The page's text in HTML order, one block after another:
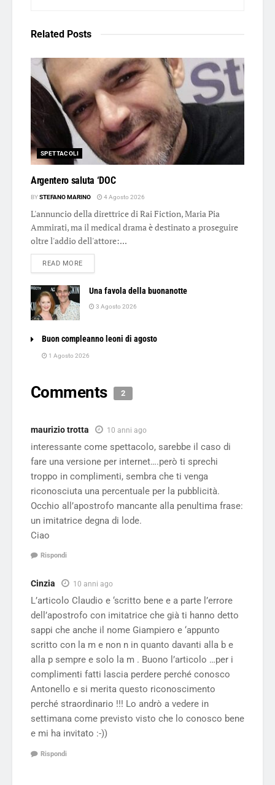
Related Posts
SPETTACOLI
Argentero saluta ‘DOC
BYSTEFANO MARINO 4 Agosto 2026
L'annuncio della direttrice di Rai Fiction, Maria Pia
Ammirati, ma il medical drama è destinato a proseguire
oltre l'addio dell'attore:...
READ MOREDETAILS
Una favola della buonanotte
3 Agosto 2026
Buon compleanno leoni di agosto
1 Agosto 2026
Comments 2
maurizio trotta 10 anni ago
interessante come spettacolo, sarebbe il caso di
fare una versione per internet….però ti sprechi
troppo in complimenti, sembra che ti venga
riconosciuta una percentuale per la pubblicità.
Occhio all’apostrofo mancante alla penultima frase:
un imitatrice degna di lode.
Ciao
Rispondi
Cinzia 10 anni ago
L’articolo Claudio e ‘scritto bene e a parte l’errore
dell’apostrofo con imitatrice che già ti hanno detto
sappi che anche il nome Giampiero e ‘appunto
scritto con la m e non n in quanto davanti alla b e
alla p sempre e solo la m . Buono l’articolo …per i
complimenti fatti lascia perdere perché conosco
Antonello e si merita questo riconoscimento
perché straordinario !!! Lo andrò a vedere in
settimana come previsto visto che lo conosco bene
e mi ha invitato :-))
Rispondi